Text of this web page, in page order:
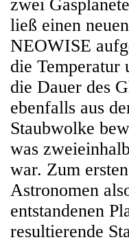
zwei
ließ einen
NEOWISE
die Temperatur
die Dauer des
ebenfalls aus
Staubwolke
was
war. Zum
Astronomen
entstandenen
resultierende